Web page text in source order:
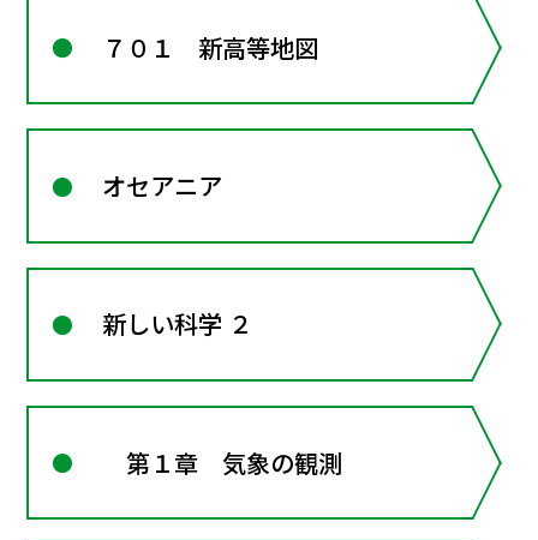
７０１ 新高等地図
オセアニア
新しい科学 ２
第１章 気象の観測